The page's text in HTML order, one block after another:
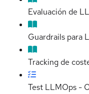
Evaluación de
Guardrails para
Tracking de
Test LLMOps -